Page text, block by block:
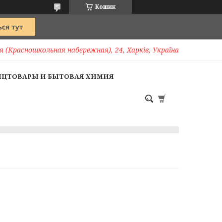
Кошик
(Красношкольная набережная), 24, Харків, Україна
И БЫТОВАЯ ХИМИЯ